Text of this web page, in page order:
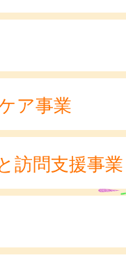
ア事業
訪問支援事業